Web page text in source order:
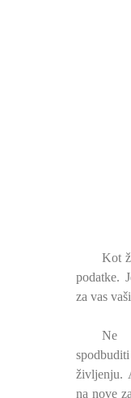
Kot
podatke.
za vas
Ne
življenju.
na nove